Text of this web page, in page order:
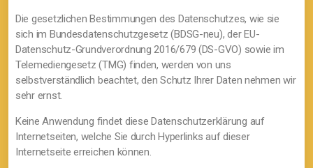
Die gesetzlichen Bestimmungen des Datenschutzes, wie sie
sich im Bundesdatenschutzgesetz (BDSG-neu), der EU-
Datenschutz-Grundverordnung 2016/679 (DS-GVO) sowie im
Telemediengesetz (TMG) finden, werden von uns
selbstverständlich beachtet, den Schutz Ihrer Daten nehmen wir
sehr ernst.
Keine Anwendung findet diese Datenschutzerklärung auf
Internetseiten, welche Sie durch Hyperlinks auf dieser
Internetseite erreichen können.